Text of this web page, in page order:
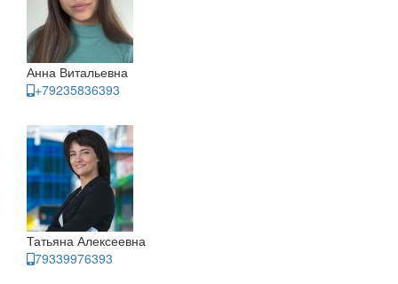
Анна Витальевна
+79235836393
Татьяна Алексеевна
79339976393